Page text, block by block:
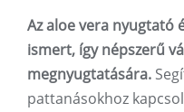
Az aloe vera nyugtató
ismert, így népszerű
megnyugtatására.
pattanásokhoz